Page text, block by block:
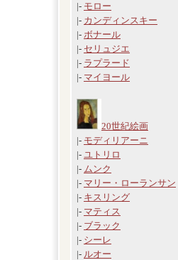
|- モロー
|- カンディンスキー
|- ボナール
|- セリュジエ
|- ラプラード
|- マイヨール
20世紀絵画
|- モディリアーニ
|- ユトリロ
|- ムンク
|- マリー・ローランサン
|- キスリング
|- マティス
|- ブラック
|- シーレ
|- ルオー